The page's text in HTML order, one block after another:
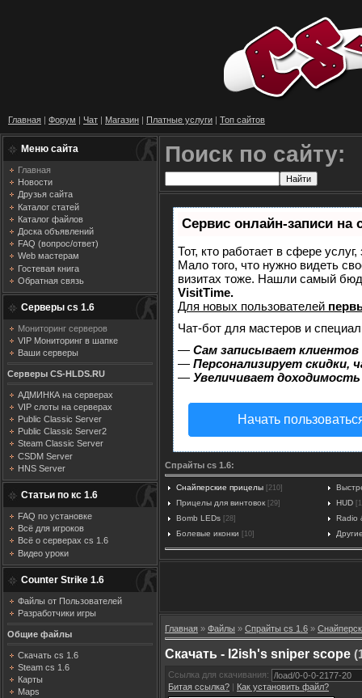
Главная | Форум | Чат | Магазин | Платные услуги | Топ сайтов
Меню сайта
Главная
Новости
Друзья сайта
Каталог статей
Каталог файлов
Доска объявлений
FAQ (вопрос/ответ)
Web мастерам
Гостевая книга
Обратная связь
Серверы cs 1.6
Мониторинг серверов
VIP Мониторинг в шапке
Ваши серверы
Серверы CS-HLDS.RU
АДМИНКА на серверах
VIP слоты на серверах
Public Classic Server
Public Classic Server2
Steam Classic Server
CSDM Server
HNS Server
Статьи по кс 1.6
FAQ по установке
Всё для игроков
Всё о серверах cs 1.6
Видео уроки
Counter Strike 1.6
Файлы от Пользователей
Разработчики игры
Общие файлы
Скачать cs 1.6
Steam cs 1.6
Карты
Maps
Поиск по сайту:
Сервис онлайн-записи на
Тот, кто работает в сфере
Мало того, что нужно видеть
визитах тоже. Нашли самый
VisitTime.
Для новых пользователей
Чат-бот для мастеров и
— Сам записывает
— Персонализирует скидки,
— Увеличивает
Начать
Спрайты cs 1.6:
Снайперские прицелы [210]
Прицелы для винтовок
[29] HUD
Bomb LEDs [28]
Radio
Болевые иконки
[10]
Главная » Файлы » Спрайты cs 1.6 »
Скачать - I2ish's sniper scope
Ссылка для скачивания:
Битая ссылка? | Как установить файл?